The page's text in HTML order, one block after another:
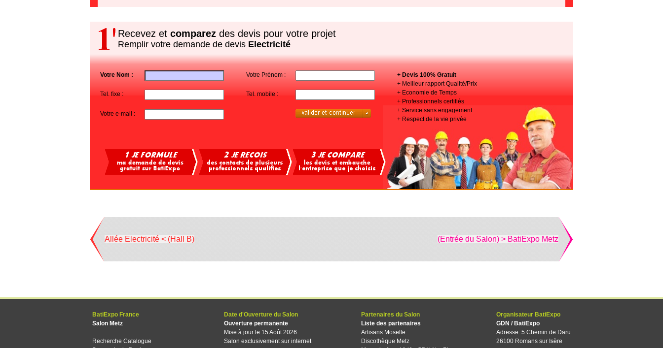
Recevez et comparez des devis pour votre projet
Remplir votre demande de devis Electricité
Votre Nom : Votre Prénom :
+ Devis 100% Gratuit
+ Meilleur rapport Qualité/Prix
+ Economie de Temps
+ Professionnels certifiés
+ Service sans engagement
+ Respect de la vie privée
Tel. fixe : Tel. mobile :
Votre e-mail :
Allée Electricité < (Hall B) (Entrée du Salon) > BatiExpo Metz
BatiExpo France
Salon Metz
Recherche Catalogue
Date d'Ouverture du Salon
Ouverture permanente
Mise à jour le 15 Août 2026
Salon exclusivement sur internet
Partenaires du Salon
Liste des partenaires
Artisans Moselle
Discothèque Metz
Organisateur BatiExpo
GDN / BatiExpo
Adresse: 5 Chemin de Daru
26100 Romans sur Isère